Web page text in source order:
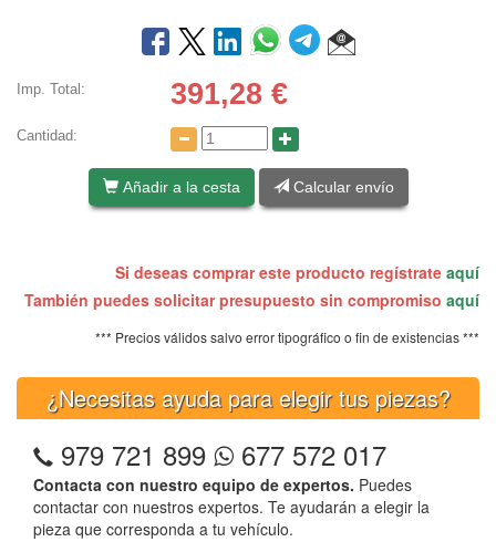
Imp. Total: 391,28 €
Cantidad:
Añadir a la cesta Calcular envío
Si deseas comprar este producto regístrate aquí
También puedes solicitar presupuesto sin compromiso aquí
*** Precios válidos salvo error tipográfico o fin de existencias ***
¿Necesitas ayuda para elegir tus piezas?
979 721 899 677 572 017
Contacta con nuestro equipo de expertos. Puedes
contactar con nuestros expertos. Te ayudarán a elegir la
pieza que corresponda a tu vehículo.